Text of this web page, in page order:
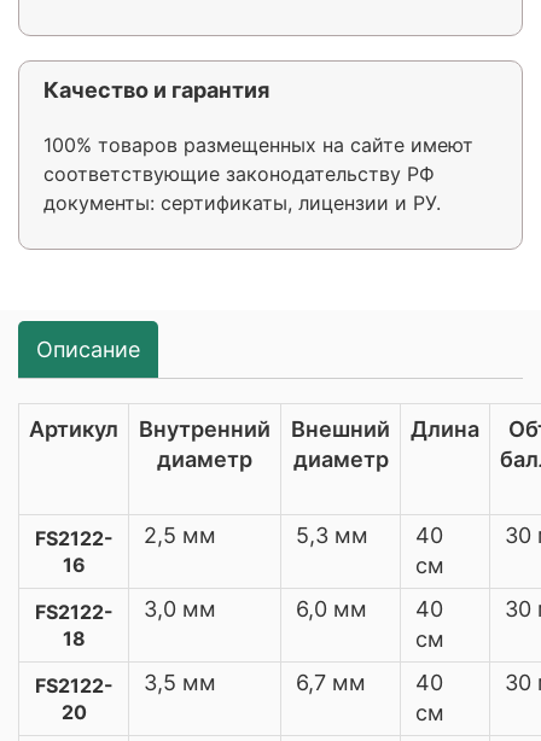
Качество и гарантия
100% товаров размещенных на сайте имеют
соответствующие законодательству РФ
документы: сертификаты, лицензии и РУ.
Описание
Артикул
Внутренний
диаметр
Внешний
диаметр
Длина
FS2122-
16
2,5 мм 5,3 мм
40
см
30
FS2122-
18
3,0 мм 6,0 мм
40
см
30
FS2122-
20
3,5 мм 6,7 мм
40
см
30